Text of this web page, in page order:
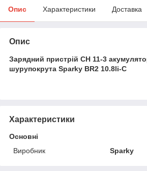
Опис Характеристики Доставка
Опис
Зарядний пристрій CH 11-3
шурупокрута Sparky BR2 10.8li-C
Характеристики
Основні
Виробник
Sparky